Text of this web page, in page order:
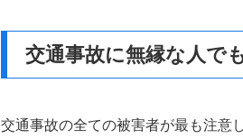
交通事故に無縁な人で
交通事故の全ての被害者が最も注意